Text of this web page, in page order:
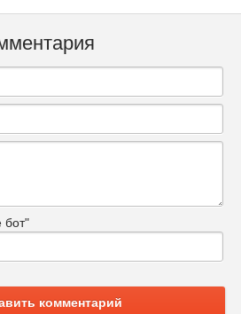
бот"
комментарий